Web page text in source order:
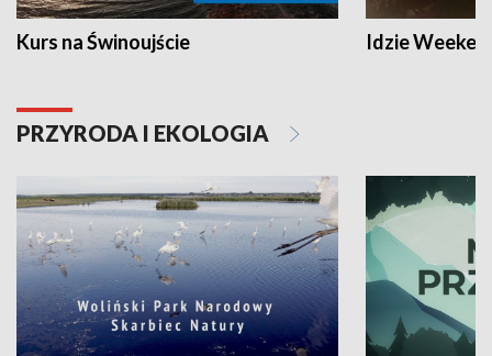
Kurs na Świnoujście Idzie
PRZYRODA I EKOLOGIA